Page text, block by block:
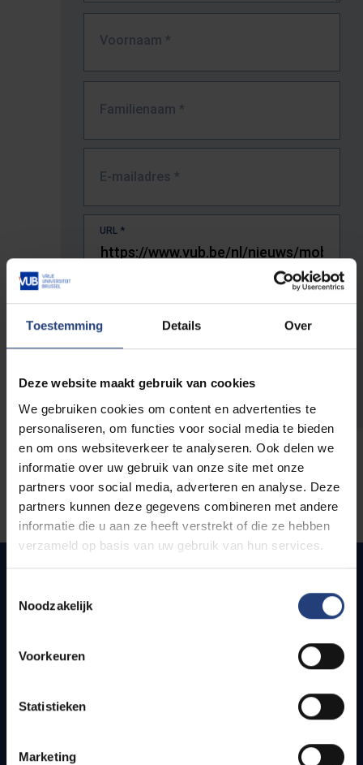
Toestemming Details Over
Deze website maakt gebruik van cookies
We gebruiken cookies om content en advertenties te
personaliseren, om functies voor social media te bieden
en om ons websiteverkeer te analyseren. Ook delen we
informatie over uw gebruik van onze site met onze
partners voor social media, adverteren en analyse. Deze
partners kunnen deze gegevens combineren met andere
informatie die u aan ze heeft verstrekt of die ze hebben
verzameld op basis van uw gebruik van hun services.
Noodzakelijk
Voorkeuren
Statistieken
Marketing
Voornaam *
Familienaam *
E-mailadres *
URL *
De volledige URL van de pagina waar je de fout zag.
Snel naar
Bereikbaarheid